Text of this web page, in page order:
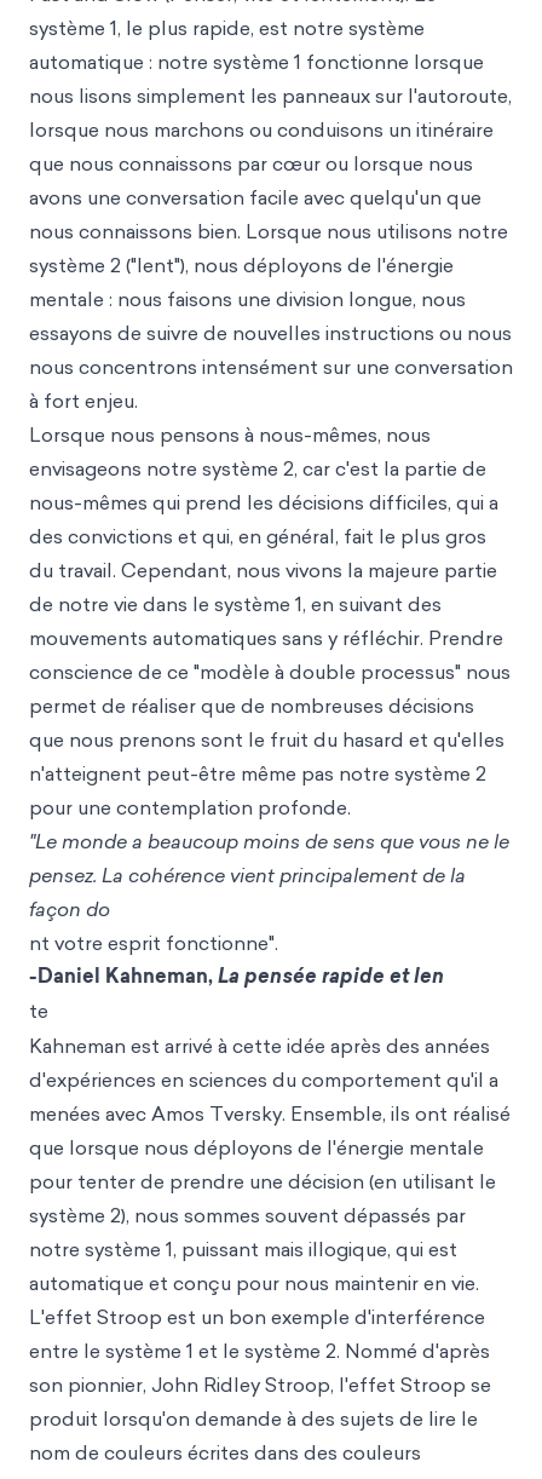
système 1, le plus rapide, est notre système
automatique : notre système 1 fonctionne lorsque
nous lisons simplement les panneaux sur l'autoroute,
lorsque nous marchons ou conduisons un itinéraire
que nous connaissons par cœur ou lorsque nous
avons une conversation facile avec quelqu'un que
nous connaissons bien. Lorsque nous utilisons notre
système 2 ("lent"), nous déployons de l'énergie
mentale : nous faisons une division longue, nous
essayons de suivre de nouvelles instructions ou nous
nous concentrons intensément sur une conversation
à fort enjeu.
Lorsque nous pensons à nous-mêmes, nous
envisageons notre système 2, car c'est la partie de
nous-mêmes qui prend les décisions difficiles, qui a
des convictions et qui, en général, fait le plus gros
du travail. Cependant, nous vivons la majeure partie
de notre vie dans le système 1, en suivant des
mouvements automatiques sans y réfléchir. Prendre
conscience de ce "modèle à double processus" nous
permet de réaliser que de nombreuses décisions
que nous prenons sont le fruit du hasard et qu'elles
n'atteignent peut-être même pas notre système 2
pour une contemplation profonde.
"Le monde a beaucoup moins de sens que vous ne le
pensez. La cohérence vient principalement de la
façon do
nt votre esprit fonctionne".
-Daniel Kahneman,La pensée rapide et len
te
Kahneman est arrivé à cette idée après des années
d'expériences en sciences du comportement qu'il a
menées avec Amos Tversky. Ensemble, ils ont réalisé
que lorsque nous déployons de l'énergie mentale
pour tenter de prendre une décision (en utilisant le
système 2), nous sommes souvent dépassés par
notre système 1, puissant mais illogique, qui est
automatique et conçu pour nous maintenir en vie.
L'effet Stroop est un bon exemple d'interférence
entre le système 1 et le système 2. Nommé d'après
son pionnier, John Ridley Stroop, l'effet Stroop se
produit lorsqu'on demande à des sujets de lire le
nom de couleurs écrites dans des couleurs